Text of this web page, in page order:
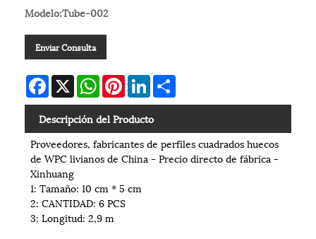
Modelo:Tube-002
Enviar Consulta
Facebook
X WhatsAppPinterestLinkedIn
Descripción del Producto
Proveedores, fabricantes de perfiles cuadrados huecos
de WPC livianos de China - Precio directo de fábrica -
Xinhuang
1: Tamaño: 10 cm * 5 cm
2: CANTIDAD: 6 PCS
3: Longitud: 2,9 m